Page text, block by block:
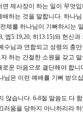
제사장이 하는 일이 무엇
하는 것을 말합니다. 하나
체를 하나님이 기뻐하시는
엡5:19,20, 히13:15)와 헌신
수님과 연합되고 성령의 충
하는 간절한 소원을 갖고
운 마음으로 결단해야 합
님은 이런 예배를 기뻐 받으
않습니다. 6-8절 말씀도 다
러움을 당하지 아니하리라